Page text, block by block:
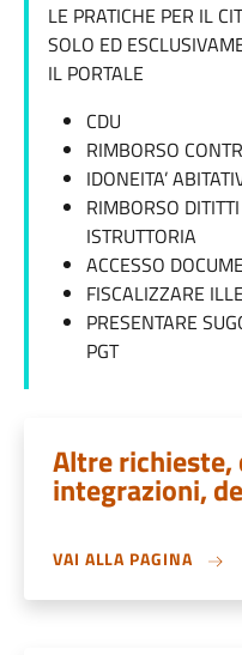
LE PRATICHE PER IL
SOLO ED
IL PORTALE
CDU
RIMBORSO
IDONEITA’
RIMBORSO
ISTRUTTORIA
ACCESSO
FISCALIZZARE
PRESENTARE
PGT
Altre richieste,
integrazioni,
VAI ALLA PAGINA